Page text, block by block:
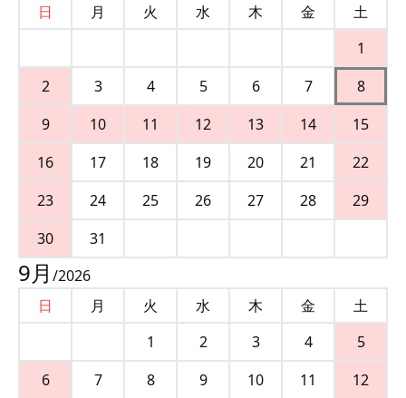
日
月 火 水 木 金
土
1
2
3 4 5 6 7
8
9
10 11 12 13 14
15
16
17 18 19 20 21
22
23
24 25 26 27 28
29
30
31
9月 /2026
日
月 火 水 木 金
土
1
2 3 4
5
6
7 8 9 10 11
12